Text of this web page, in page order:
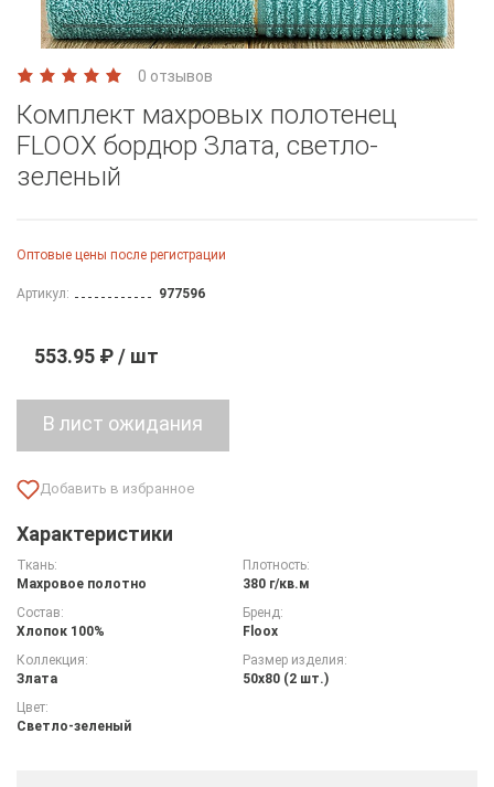
0 отзывов
Комплект махровых полотенец
FLOOX бордюр Злата, светло-
зеленый
Оптовые цены после регистрации
Артикул: 977596
553.95 ₽ / шт
Характеристики
Ткань:
Махровое полотно
Плотность:
380 г/кв.м
Состав:
Хлопок 100%
Бренд:
Floox
Коллекция:
Злата
Размер изделия:
50х80 (2 шт.)
Цвет:
Светло-зеленый